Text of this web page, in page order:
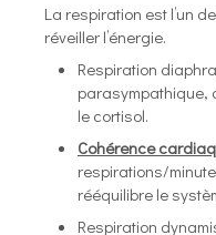
La respiration est l’un
réveiller l’énergie.
Respiration
parasympathique,
le cortisol.
Cohérence
respirations/
rééquilibre le
Respiration